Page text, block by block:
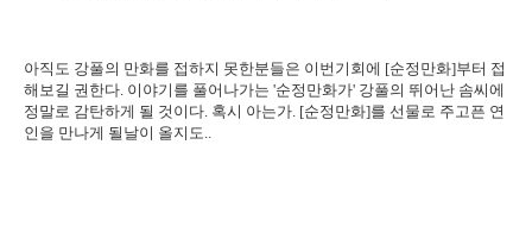
아직도 강풀의 만화를 접하지 못한분들은 이번기회에 [순정만화]부터 접
해보길 권한다. 이야기를 풀어나가는 '순정만화가' 강풀의 뛰어난 솜씨에
정말로 감탄하게 될 것이다. 혹시 아는가. [순정만화]를 선물로 주고픈 연
인을 만나게 될날이 올지도..